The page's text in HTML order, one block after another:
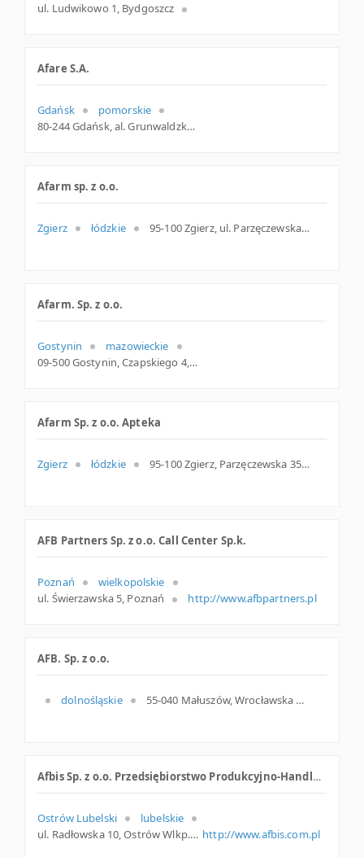
ul. Ludwikowo 1, Bydgoszcz
Afare S.A.
Gdańsk
pomorskie
80-244 Gdańsk, al. Grunwaldzka 212, woj. Pomorskie, pow. Gdańsk, gm. Gdańsk
Afarm sp. z o.o.
Zgierz łódzkie 95-100 Zgierz, ul. Parzęczewska 35, łódzkie
Afarm. Sp. z o.o.
Gostynin
mazowieckie
09-500 Gostynin, Czapskiego 4, woj. Mazowieckie, pow. Gostyniński, gm. Gostynin
Afarm Sp. z o.o. Apteka
Zgierz łódzkie 95-100 Zgierz, Parzęczewska 35, woj. Łódzkie, pow. Zgierski, gm. Zgierz
AFB Partners Sp. z o.o. Call Center Sp.k.
Poznań
wielkopolskie
ul. Świerzawska 5, Poznań
http://www.afbpartners.pl
AFB. Sp. z o.o.
dolnośląskie 55-040 Małuszów, Wrocławska 5a, woj. Dolnośląskie, pow. Wrocławski, gm. Kobierzyce
Afbis Sp. z o.o. Przedsiębiorstwo Produkcyjno-Handlowe
Ostrów Lubelski
lubelskie
ul. Radłowska 10, Ostrów Wlkp. http://www.afbis.com.pl